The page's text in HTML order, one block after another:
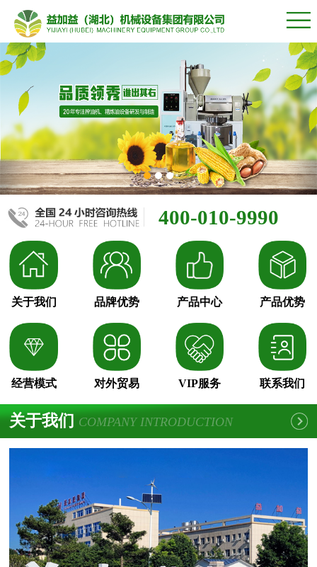
400-010-9990
关于我们 品牌优势 产品中心 产品优势
经营模式 对外贸易 VIP服务 联系我们
关于我们 COMPANY INTRODUCTION